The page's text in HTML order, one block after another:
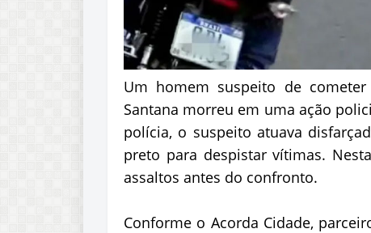
Um homem suspeito de
Santana morreu em uma ação
polícia, o suspeito atuava
preto para despistar vítimas.
assaltos antes do confronto.
Conforme o Acorda Cidade,